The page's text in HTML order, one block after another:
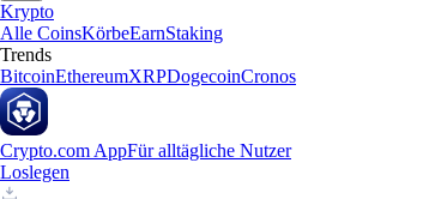
Krypto
Alle CoinsKörbeEarnStaking
Trends
BitcoinEthereumXRPDogecoinCronos
Crypto.com AppFür alltägliche Nutzer
Loslegen